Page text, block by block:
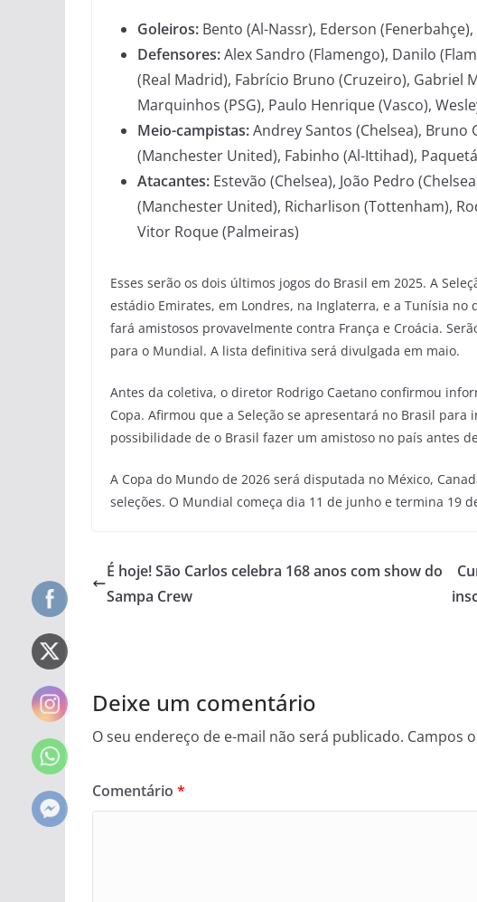
Goleiros: Bento (Al-Nassr), Ederson
Defensores:Alex Sandro (Flamengo), Danilo
(Real Madrid), Fabrício Bruno (Cruzeiro), Gabriel
Marquinhos (PSG), Paulo Henrique (Vasco),
Meio-campistas:Andrey Santos (Chelsea), Bruno
(Manchester United), Fabinho (Al-Ittihad),
Atacantes: Estevão (Chelsea), João Pedro
(Manchester United), Richarlison (Tottenham),
Vitor Roque (Palmeiras)
Esses serão os dois últimos jogos do Brasil em 2025. A
estádio Emirates, em Londres, na Inglaterra, e a Tunísia no
fará amistosos provavelmente contra França e Croácia.
para o Mundial. A lista definitiva será divulgada em maio.
Antes da coletiva, o diretor Rodrigo Caetano confirmou
Copa. Afirmou que a Seleção se apresentará no Brasil
possibilidade de o Brasil fazer um amistoso no país antes
A Copa do Mundo de 2026 será disputada no México,
seleções. O Mundial começa dia 11 de junho e termina 19
É hoje! São Carlos celebra 168 anos com show do
Sampa Crew
Deixe um comentário
O seu endereço de e-mail não será publicado. Campos
Comentário *